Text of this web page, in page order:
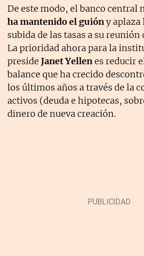
De este modo, el banco central
ha mantenido el guióny
subida de las tasas a su
La prioridad ahora para la
preside Janet Yellenes reducir
balance que ha crecido
los últimos años a través de la
activos (deuda e hipotecas,
dinero de nueva creación.